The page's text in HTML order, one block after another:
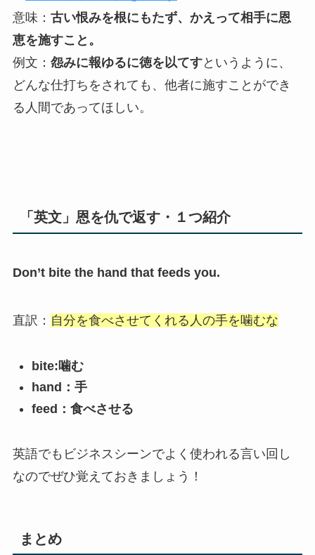
意味： 古い恨みを根にもたず、かえって相手に恩
恵を施すこと。
例文： 怨みに報ゆるに徳を以てすというように、
どんな仕打ちをされても、他者に施すことができ
る人間であってほしい。
「英文」恩を仇で返す・１つ紹介
Don’t bite the hand that feeds you.
直訳： 自分を食べさせてくれる人の手を噛むな
bite:噛む
hand：手
feed：食べさせる
英語でもビジネスシーンでよく使われる言い回し
なのでぜひ覚えておきましょう！
まとめ